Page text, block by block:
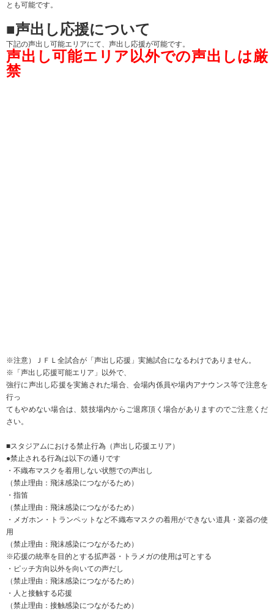
※注意）ＪＦＬ全試合が「声出し応援」実施試合になるわけでありません。
（禁止理由：飛沫感染・接触感染のリスクが高くなるため）例：お客様がいる
席での ビッグフラッグの掲出
※ただし、お客様がいない席に掲出する場合は容認される
・座席の移動（スタンド前方へ移動して選手に声をかける、間隔を空けず前後
左右の他者に近
づく、間隔を開けず隣に座る、肩を組む など）
●容認される行為は以下の通りです
容認理由：飛沫感染、接触感染、密を作る恐れがないため
・不織布マスクをつけた状態での声出し応援
・横断幕の掲出
・拍手、手拍子
・タオルマフラー、ゲートフラッグなどを掲げる行為
・太鼓、応援ハリセン等、自席で叩ける鳴り物の使用
・タオルマフラーを振る、もしくは回す行為
・大旗を含むフラッグを振る行為
・食事は声出し応援開始前、ハーフタイム、声出し応援終了後のいずれかのタ
イミングで行っ
てください。
■応援スタイルについて